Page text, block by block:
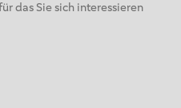
das Sie sich interessieren